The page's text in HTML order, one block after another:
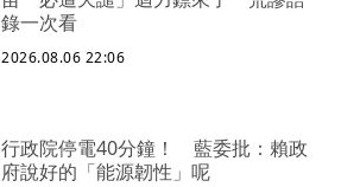
錄一次看
2026.08.06 22:06
行政院停電40分鐘！ 藍委批：賴政
府說好的「能源韌性」呢